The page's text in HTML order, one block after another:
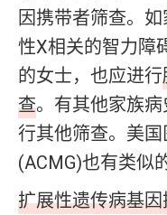
因携带者筛查。
性X相关的智力障
的女士，也应进行
查。有其他家族
行其他筛查。美
(ACMG)也有类似
扩展性遗传病基